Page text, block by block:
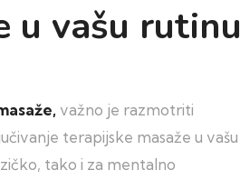
u vašu rutinu
važno je razmotriti
terapijske masaže u vašu
tako i za mentalno